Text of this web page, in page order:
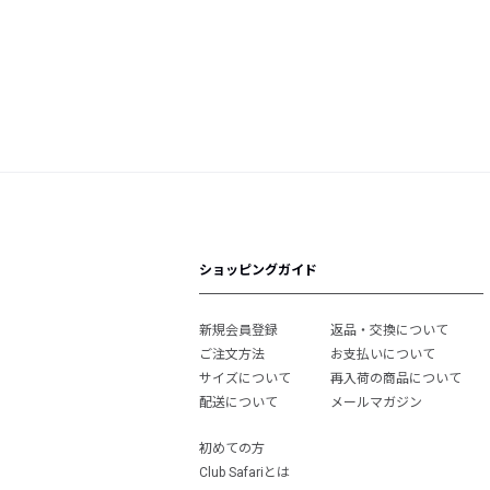
ショッピングガイド
新規会員登録
ご注文方法
サイズについて
配送について
返品・交換について
お支払いについて
再入荷の商品について
メールマガジン
初めての方
Club Safariとは